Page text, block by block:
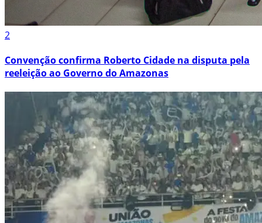
2
Convenção confirma Roberto Cidade na disputa pela
reeleição ao Governo do Amazonas